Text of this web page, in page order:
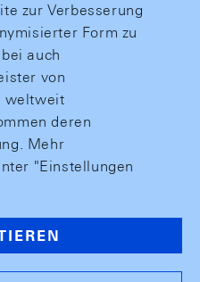
zur Verbesserung
Form zu
auch
von
weltweit
deren
Mehr
"Einstellungen